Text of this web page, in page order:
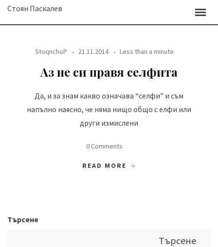
SkipСтоян Паскалев
StoqnchoP 21.11.2014 Less than a minute
Аз не си правя селфита
Да, и за знам какво означава “селфи” и съм
напълно наясно, че няма нищо общо с елфи или
други измислени
0 Comments
READ MORE
Търсене
Търсене